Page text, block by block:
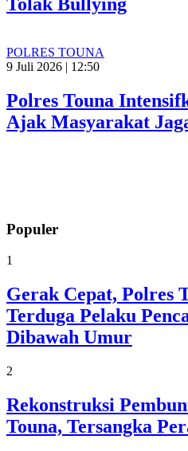
POLRES TOUNA
9 Juli 2026 | 12:50
Polres Touna
Ajak Masyarakat
Populer
1
Gerak Cepat, Polres
Terduga Pelaku
Dibawah Umur
2
Rekonstruksi
Touna, Tersangka